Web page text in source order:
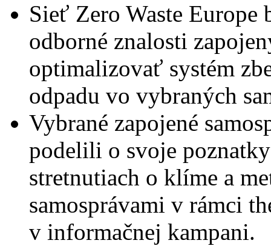
Sieť Zero Waste
odborné znalosti
optimalizovať systém
odpadu vo vybraných
Vybrané zapojené
podelili o svoje
stretnutiach o klíme a
samosprávami v rámci
v informačnej kampani.